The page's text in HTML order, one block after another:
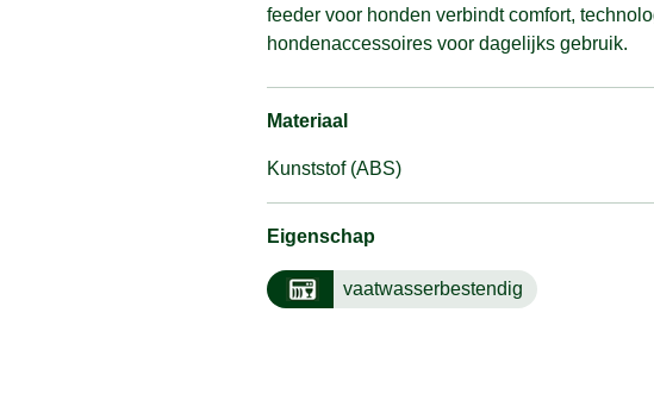
feeder voor honden verbindt comfort,
hondenaccessoires voor dagelijks gebruik.
Materiaal
Kunststof (ABS)
Eigenschap
vaatwasserbestendig